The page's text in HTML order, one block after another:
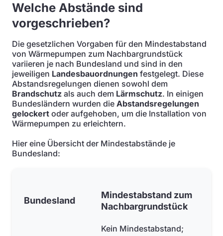
Welche Abstände sind
vorgeschrieben?
Die gesetzlichen Vorgaben für den Mindestabstand
von Wärmepumpen zum Nachbargrundstück
variieren je nach Bundesland und sind in den
jeweiligen Landesbauordnungen festgelegt. Diese
Abstandsregelungen dienen sowohl dem
Brandschutz als auch dem Lärmschutz. In einigen
Bundesländern wurden die Abstandsregelungen
gelockert oder aufgehoben, um die Installation von
Wärmepumpen zu erleichtern.
Hier eine Übersicht der Mindestabstände je
Bundesland:
Bundesland
Mindestabstand zum
Nachbargrundstück
Kein Mindestabstand;